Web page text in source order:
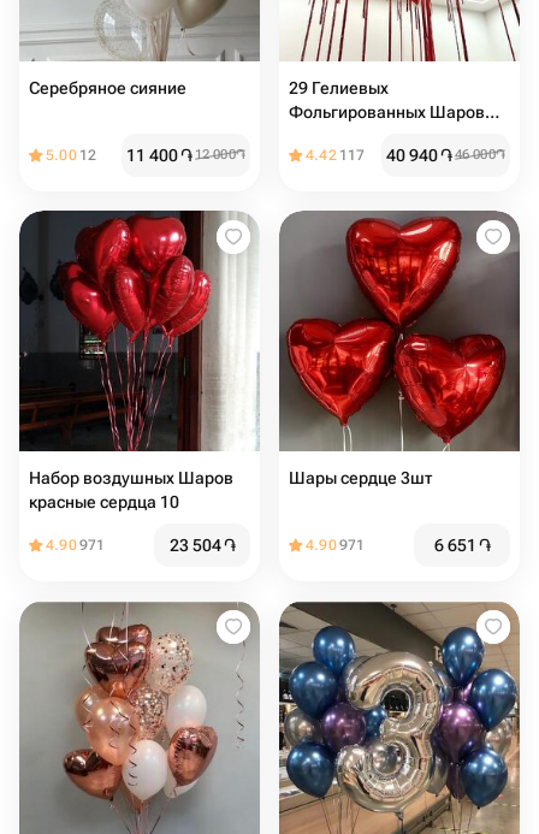
Серебряное сияние
5.00 12 11 400֏12 000֏
29 Гелиевых
Фольгированных Шаров
Настроения
4.42 117 40 940֏46 000֏
Набор воздушных Шаров
красные сердца 10
4.90971 23 504֏
Шары сердце 3шт
4.90971 6 651 ֏